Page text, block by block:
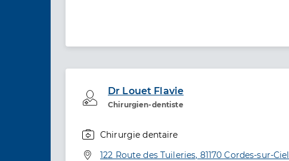
Dr Louet Flavie
Chirurgien-dentiste
Professionel de santé
Chirurgie dentaire
Adresse
122 Route des Tuileries, 81170 Cordes-sur-Ciel